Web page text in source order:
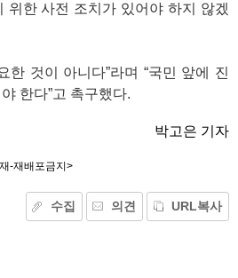
위한 사전 조치가 있어야 하지 않겠
한 것이 아니다”라며 “국민 앞에 진
한다”고 촉구했다.
박고은 기자
-재배포금지>
수집 의견 URL복사